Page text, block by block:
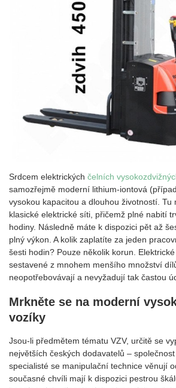
Srdcem elektrických čelních
samozřejmě moderní lithium-iontová
vysokou kapacitou a dlouhou životností. Tu
klasické elektrické síti, přičemž plné nabití
hodiny. Následně máte k dispozici pět až
plný výkon. A kolik zaplatíte za jeden
šesti hodin? Pouze několik korun.
sestavené z mnohem menšího množství
neopotřebovávají a nevyžadují tak častou
Mrkněte se na moderní
vozíky
Jsou-li předmětem tématu VZV, určitě se
největších českých dodavatelů –
specialisté se manipulační technice věnují
současné chvíli mají k dispozici pestrou